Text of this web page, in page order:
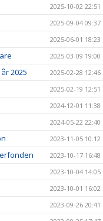
2025-10-02 22:51
2025-09-04 09:37
2025-06-01 18:23
2025-03-09 19:00
2025 2025-02-28 12:46
2025-02-19 12:51
2024-12-01 11:38
2024-05-22 22:40
2023-11-05 10:12
2023-10-17 16:48
2023-10-04 14:05
2023-10-01 16:02
2023-09-26 20:41